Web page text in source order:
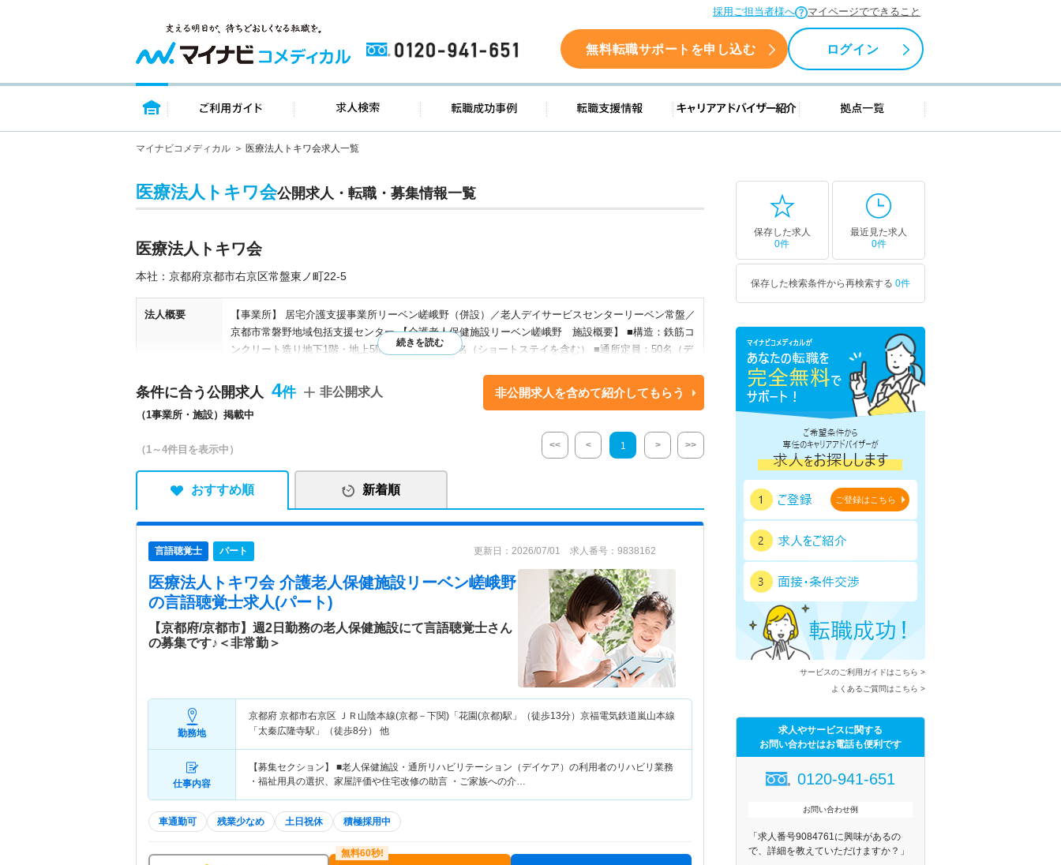
採用ご担当者様へ マイページでできること
0120-941-651 無料転職サポートを申し込む ログイン
トップページ ご利用ガイド 求人検索 転職成功事例 転職支援情報 キャリアアドバイザー紹介 拠点一覧
マイナビコメディカル 医療法人トキワ会求人一覧
医療法人トキワ会公開求人・転職・募集情報一覧
医療法人トキワ会
本社：京都府京都市右京区常盤東ノ町22-5
法人概要
【事業所】 居宅介護支援事業所リーベン嵯峨野（併設）／老人デイサービスセンターリーベン常盤／
京都市常磐野地域包括支援センター 【介護老人保健施設リーベン嵯峨野 施設概要】 ■構造：鉄筋コ
ンクリート造り地下1階・地上5階 ■入所定員：95名（ショートステイを含む） ■通所定員：50名（デ
ション・看護・介護を中心とした医療、ケアを必要とされる方々。 ◇65歳以上で介護の必要な方、
または40歳以上64歳未満で特定の疾患（15種）により介護が必要と認められた方々 【デイケアにつ
いて】 健康チェック／作業療法士と理学療法士による専門的なリハビリ（ご希望に応じて個別リハビ
リ）／入浴／食事を通じて機能回復 など 【事業所】 居宅介護支援事業所リーベン嵯峨野（併設）
／老人デイサービスセンターリーベン常盤／京都市常磐野地域包括支援センター ■介護老人保健施設
リーベン嵯峨野では入所はより密度の高いケアを目指してフロア制を導入しています。 ■「敬愛の
心」・「生きる喜び」・「豊かな老後」 を介護の原点として私たちは次のことをモットーに毎日を勤
めています。 ■最寄り駅より徒歩圏内で通勤に便利です。 【関連施設】 居宅介護支援事業所リーベ
ン嵯峨野（併設）／老人デイサービスセンターリーベン常盤／京都市常磐野地域包括支援センター
特色
京都市内にて介護老人保健施設、居宅介護支援事業所、老人デイサービスセンター、京都市常磐野地
域包括支援センターなどを運営している法人です。利用者、そのご家族が安心できる介護サービスを
心がけ、地域に根差し社会に開かれた施設を目指しております。
条件に合う公開求人 4
（1事業所・施設）掲載中
非公開求人 非公開求人を含めて紹介してもらう
（1～4件目を表示中） << < 1 > >>
おすすめ順 新着順
言語聴覚士 パート 更新日：2026/07/01 求人番号：9838162
医療法人トキワ会 介護老人保健施設リーベン嵯峨野
の言語聴覚士求人(パート)
【京都府/京都市】週2日勤務の老人保健施設にて言語聴覚士さん
の募集です♪＜非常勤＞
勤務地
京都府 京都市右京区 ＪＲ山陰本線(京都－下関)「花園(京都)駅」（徒歩13分）京福電気鉄道嵐山本線
「太秦広隆寺駅」（徒歩8分） 他
仕事内容
【募集セクション】 ■老人保健施設・通所リハビリテーション（デイケア）の利用者のリハビリ業務
・福祉用具の選択、家屋評価や住宅改修の助言 ・ご家族への介…
車通勤可 残業少なめ 土日祝休 積極採用中
保存した求人
0件
最近見た求人
0件
保存した検索条件から再検索する 0件
ご登録はこちら
サービスのご利用ガイドはこちら >
よくあるご質問はこちら >
求人やサービスに関する
お問い合わせはお電話も便利です
0120-941-651
お問い合わせ例
「求人番号9084761に興味があるの
で、詳細を教えていただけますか？」